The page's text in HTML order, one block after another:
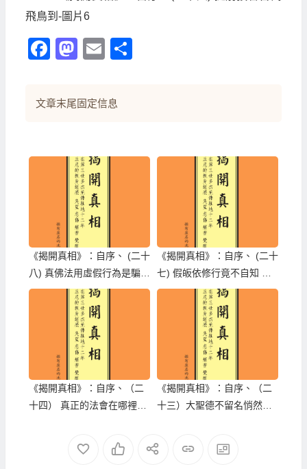
Facebook
Mastodon
Email
文章末尾固定信息
《揭開真相》：自序、 (二十
八) 真佛法用虛假行為是騙不
來學不到的
《揭開真相》：自序、 (二十
七) 假皈依修行竟不自知 六
法寶照出白癡小人
《揭開真相》：自序、（二
十四） 真正的法會在哪裡、
《揭開真相》：自序、（二
十三）大聖德不留名悄然而